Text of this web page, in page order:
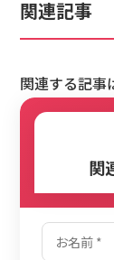
関連記事
関連する記事
関